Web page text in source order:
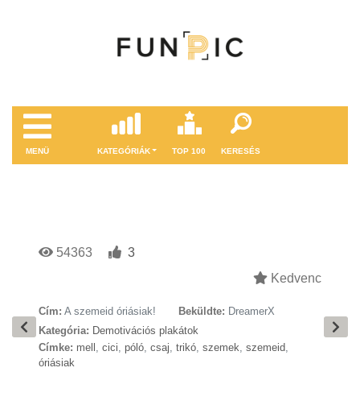
MENÜ KATEGÓRIÁK TOP 100 KERESÉS
54363
3
Kedvenc
Cím: A szemeid óriásiak! Beküldte: DreamerX
Kategória: Demotivációs plakátok
Címke: mell , cici, póló, csaj, trikó, szemek, szemeid,
óriásiak